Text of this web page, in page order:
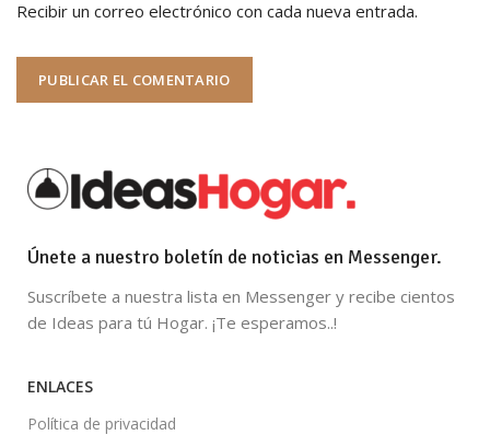
Recibir un correo electrónico con cada nueva entrada.
Únete a nuestro boletín de noticias en Messenger.
Suscríbete a nuestra lista en Messenger y recibe cientos
de Ideas para tú Hogar. ¡Te esperamos..!
ENLACES
Política de privacidad